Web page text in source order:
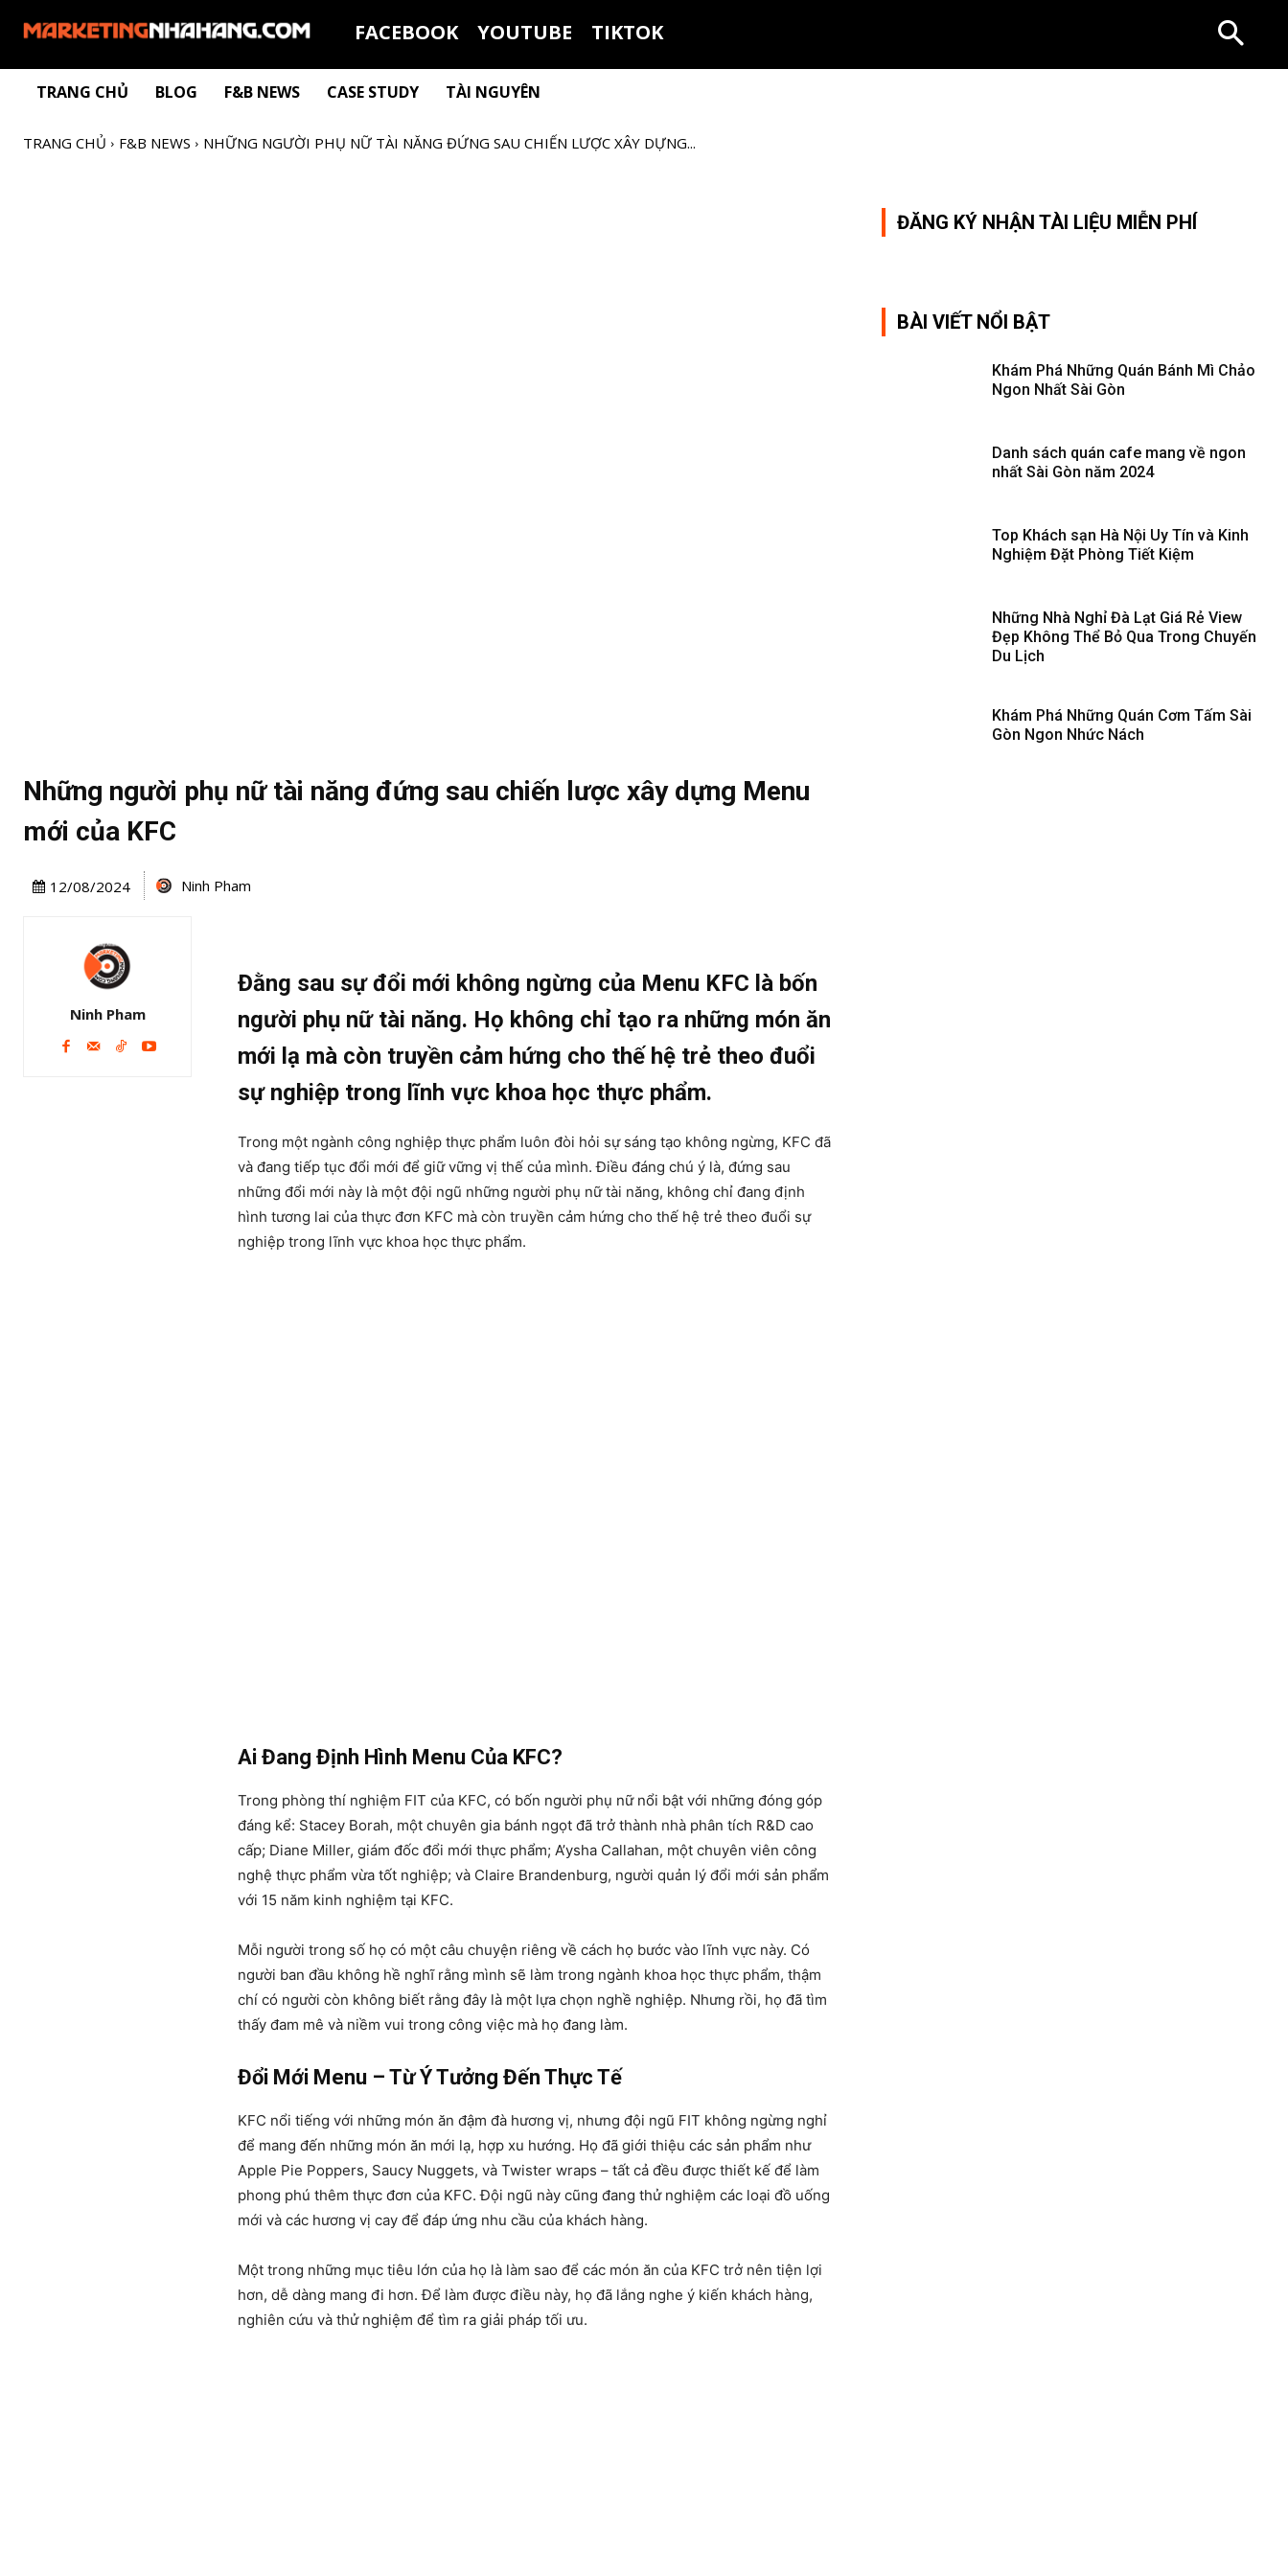
FACEBOOK YOUTUBE TIKTOK
TRANG CHỦ BLOG F&B NEWS CASE STUDY TÀI NGUYÊN
TRANG CHỦ F&B NEWS NHỮNG NGƯỜI PHỤ NỮ TÀI NĂNG ĐỨNG SAU CHIẾN LƯỢC XÂY DỰNG...
Những người phụ nữ tài năng đứng sau chiến lược xây dựng Menu
mới của KFC
12/08/2024 Ninh Pham
Ninh Pham
Đằng sau sự đổi mới không ngừng của Menu KFC là bốn
người phụ nữ tài năng. Họ không chỉ tạo ra những món ăn
mới lạ mà còn truyền cảm hứng cho thế hệ trẻ theo đuổi
sự nghiệp trong lĩnh vực khoa học thực phẩm.
Trong một ngành công nghiệp thực phẩm luôn đòi hỏi sự sáng tạo không ngừng, KFC đã
và đang tiếp tục đổi mới để giữ vững vị thế của mình. Điều đáng chú ý là, đứng sau
những đổi mới này là một đội ngũ những người phụ nữ tài năng, không chỉ đang định
hình tương lai của thực đơn KFC mà còn truyền cảm hứng cho thế hệ trẻ theo đuổi sự
nghiệp trong lĩnh vực khoa học thực phẩm.
Ai Đang Định Hình Menu Của KFC?
Trong phòng thí nghiệm FIT của KFC, có bốn người phụ nữ nổi bật với những đóng góp
đáng kể: Stacey Borah, một chuyên gia bánh ngọt đã trở thành nhà phân tích R&D cao
cấp; Diane Miller, giám đốc đổi mới thực phẩm; A’ysha Callahan, một chuyên viên công
nghệ thực phẩm vừa tốt nghiệp; và Claire Brandenburg, người quản lý đổi mới sản phẩm
với 15 năm kinh nghiệm tại KFC.
Mỗi người trong số họ có một câu chuyện riêng về cách họ bước vào lĩnh vực này. Có
người ban đầu không hề nghĩ rằng mình sẽ làm trong ngành khoa học thực phẩm, thậm
chí có người còn không biết rằng đây là một lựa chọn nghề nghiệp. Nhưng rồi, họ đã tìm
thấy đam mê và niềm vui trong công việc mà họ đang làm.
Đổi Mới Menu – Từ Ý Tưởng Đến Thực Tế
KFC nổi tiếng với những món ăn đậm đà hương vị, nhưng đội ngũ FIT không ngừng nghỉ
để mang đến những món ăn mới lạ, hợp xu hướng. Họ đã giới thiệu các sản phẩm như
Apple Pie Poppers, Saucy Nuggets, và Twister wraps – tất cả đều được thiết kế để làm
phong phú thêm thực đơn của KFC. Đội ngũ này cũng đang thử nghiệm các loại đồ uống
mới và các hương vị cay để đáp ứng nhu cầu của khách hàng.
Một trong những mục tiêu lớn của họ là làm sao để các món ăn của KFC trở nên tiện lợi
hơn, dễ dàng mang đi hơn. Để làm được điều này, họ đã lắng nghe ý kiến khách hàng,
nghiên cứu và thử nghiệm để tìm ra giải pháp tối ưu.
ĐĂNG KÝ NHẬN TÀI LIỆU MIỄN PHÍ
BÀI VIẾT NỔI BẬT
Khám Phá Những Quán Bánh Mì Chảo
Ngon Nhất Sài Gòn
Danh sách quán cafe mang về ngon
nhất Sài Gòn năm 2024
Top Khách sạn Hà Nội Uy Tín và Kinh
Nghiệm Đặt Phòng Tiết Kiệm
Những Nhà Nghỉ Đà Lạt Giá Rẻ View
Đẹp Không Thể Bỏ Qua Trong Chuyến
Du Lịch
Khám Phá Những Quán Cơm Tấm Sài
Gòn Ngon Nhức Nách